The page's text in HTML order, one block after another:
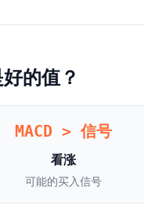
的值？
MACD > 信号
看涨
可能的买入信号